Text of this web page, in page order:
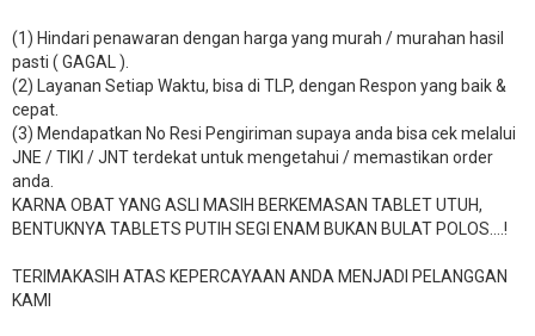
(1) Hindari penawaran dengan harga yang murah / murahan hasil
pasti ( GAGAL ).
(2) Layanan Setiap Waktu, bisa di TLP, dengan Respon yang baik &
cepat.
(3) Mendapatkan No Resi Pengiriman supaya anda bisa cek melalui
JNE / TIKI / JNT terdekat untuk mengetahui / memastikan order
anda.
KARNA OBAT YANG ASLI MASIH BERKEMASAN TABLET UTUH,
BENTUKNYA TABLETS PUTIH SEGI ENAM BUKAN BULAT POLOS….!
TERIMAKASIH ATAS KEPERCAYAAN ANDA MENJADI PELANGGAN
KAMI